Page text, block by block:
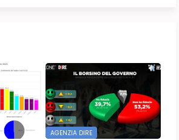
AGENZIA DIRE